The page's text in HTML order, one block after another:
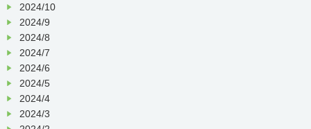
2024/10
2024/9
2024/8
2024/7
2024/6
2024/5
2024/4
2024/3